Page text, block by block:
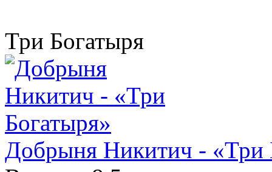
Три Богатыря
Добрыня Никитич - «Три